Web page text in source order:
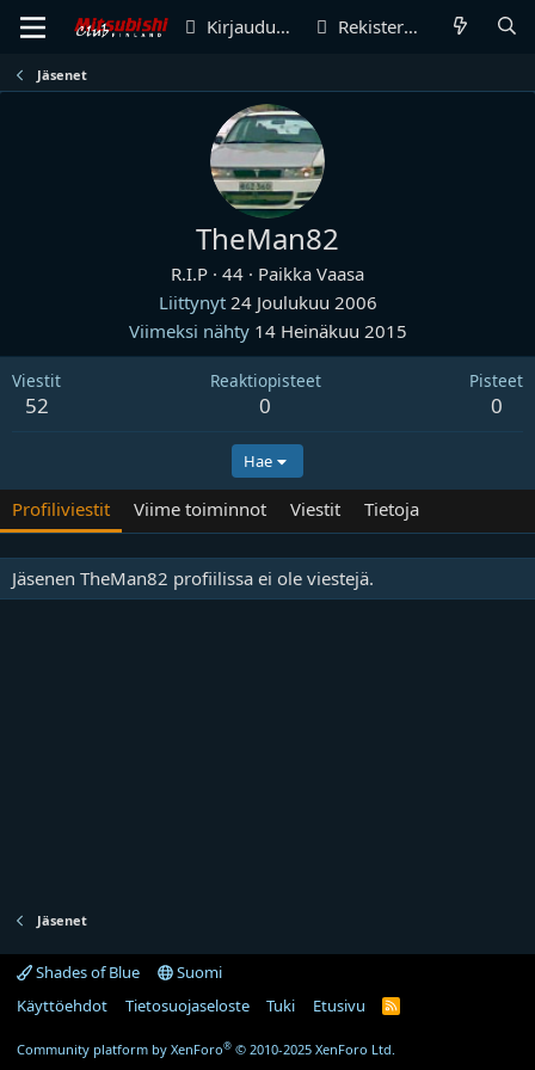
Kirjaudu sisään Rekisteröidy
Jäsenet
TheMan82
R.I.P · 44 · Paikka Vaasa
Liittynyt 24 Joulukuu 2006
Viimeksi nähty 14 Heinäkuu 2015
Viestit
52
Reaktiopisteet
0
Pisteet
0
Hae
Profiliviestit Viime toiminnot Viestit Tietoja
Jäsenen TheMan82 profiilissa ei ole viestejä.
Jäsenet
Shades of Blue
Suomi
Käyttöehdot
Tietosuojaseloste Tuki Etusivu
R
Community platform by XenForo® © 2010-2025 XenForo Ltd.